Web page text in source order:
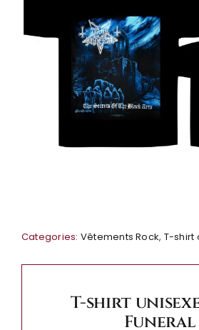
Categories: Vêtements Rock, T-shirt
T-shirt
Funeral